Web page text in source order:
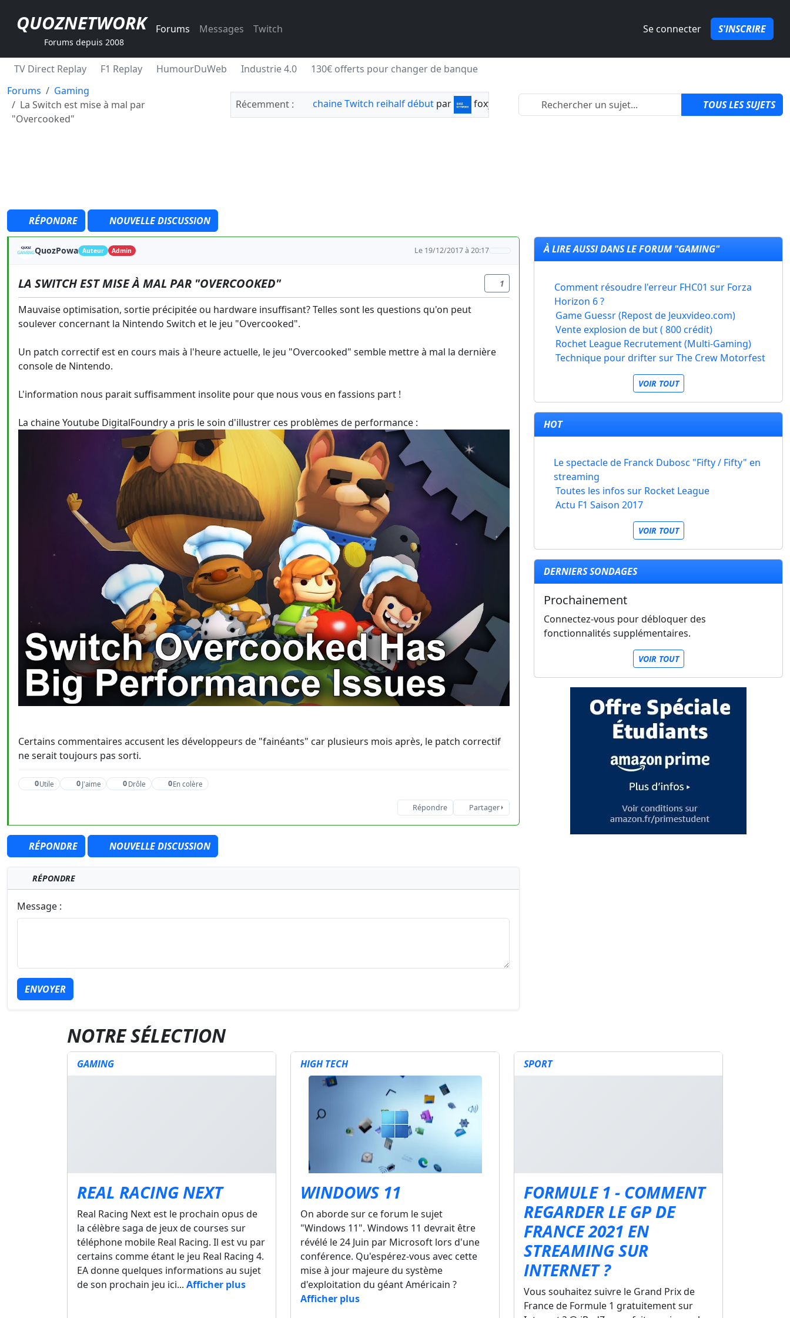
QUOZNETWORK
Forums depuis 2008
Forums Messages Twitch Se connecter S'INSCRIRE
TV Direct Replay F1 Replay HumourDuWeb Industrie 4.0
130€ offerts pour changer de banque
Forums
Gaming
La Switch est mise à mal par
"Overcooked"
Récemment : chaine Twitch reihalf début par foxylabnyy 2 TOUS LES SUJETS
RÉPONDRE NOUVELLE DISCUSSION
QuozPowa Auteur Admin Le 19/12/2017 à 20:17
LA SWITCH EST MISE À MAL PAR "OVERCOOKED" 1
Mauvaise optimisation, sortie précipitée ou hardware insuffisant? Telles sont les questions qu'on peut
soulever concernant la Nintendo Switch et le jeu "Overcooked".
Un patch correctif est en cours mais à l'heure actuelle, le jeu "Overcooked" semble mettre à mal la dernière
console de Nintendo.
L'information nous parait suffisamment insolite pour que nous vous en fassions part !
La chaine Youtube DigitalFoundry a pris le soin d'illustrer ces problèmes de performance :
Certains commentaires accusent les développeurs de "fainéants" car plusieurs mois après, le patch correctif
ne serait toujours pas sorti.
0Utile 0 J'aime 0 Drôle 0En colère
Répondre Partager
RÉPONDRE NOUVELLE DISCUSSION
RÉPONDRE
Message :
ENVOYER
À LIRE AUSSI DANS LE FORUM "GAMING"
Comment résoudre l'erreur FHC01 sur Forza
Horizon 6 ?
Game Guessr (Repost de Jeuxvideo.com)
Vente explosion de but ( 800 crédit)
Rochet League Recrutement (Multi-Gaming)
Technique pour drifter sur The Crew Motorfest
VOIR TOUT
HOT
Le spectacle de Franck Dubosc "Fifty / Fifty" en
streaming
Toutes les infos sur Rocket League
Actu F1 Saison 2017
VOIR TOUT
DERNIERS SONDAGES
Prochainement
Connectez-vous pour débloquer des
fonctionnalités supplémentaires.
VOIR TOUT
NOTRE SÉLECTION
GAMING
REAL RACING NEXT
Real Racing Next est le prochain opus de
la célèbre saga de jeux de courses sur
téléphone mobile Real Racing. Il est vu par
certains comme étant le jeu Real Racing 4.
EA donne quelques informations au sujet
de son prochain jeu ici... Afficher plus
HIGH TECH
WINDOWS 11
On aborde sur ce forum le sujet
"Windows 11". Windows 11 devrait être
révélé le 24 Juin par Microsoft lors d'une
conférence. Qu'espérez-vous avec cette
mise à jour majeure du système
d'exploitation du géant Américain ?
Afficher plus
SPORT
FORMULE 1 - COMMENT
REGARDER LE GP DE
FRANCE 2021 EN
STREAMING SUR
INTERNET ?
Vous souhaitez suivre le Grand Prix de
France de Formule 1 gratuitement sur